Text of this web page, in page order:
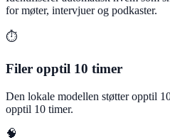
for møter, intervjuer og podkaster.
⏱️
Filer opptil 10 timer
Den lokale modellen støtter opptil
opptil 10 timer.
🧠